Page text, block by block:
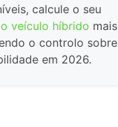
calcule o seu
veículo híbrido mais
o controlo sobre
em 2026.